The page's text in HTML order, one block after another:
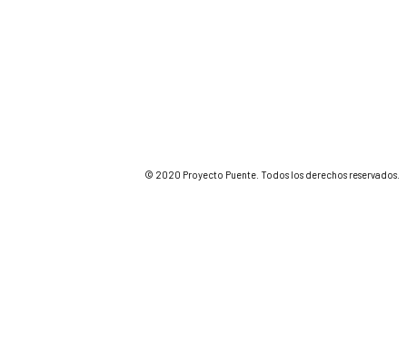
© 2020 Proyecto Puente. Todos los derechos reservados.